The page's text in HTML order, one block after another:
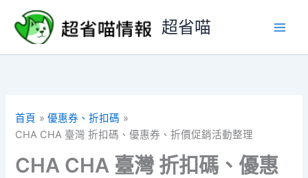
要
超省喵
首頁
優惠券、折扣碼
CHA CHA 臺灣 折扣碼、優惠券、折價促銷活動整理
CHA CHA 臺灣 折扣碼、優惠